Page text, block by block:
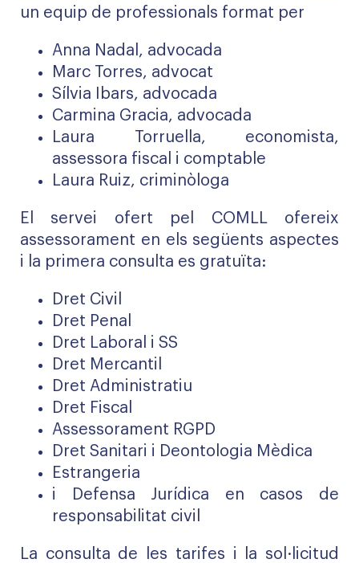
un equip de professionals format per
Anna Nadal, advocada
Marc Torres, advocat
Sílvia Ibars, advocada
Carmina Gracia, advocada
Laura Torruella, economista,
assessora fiscal i comptable
Laura Ruiz, criminòloga
El servei ofert pel COMLL ofereix
assessorament en els següents aspectes
i la primera consulta es gratuïta:
Dret Civil
Dret Penal
Dret Laboral i SS
Dret Mercantil
Dret Administratiu
Dret Fiscal
Assessorament RGPD
Dret Sanitari i Deontologia Mèdica
Estrangeria
i Defensa Jurídica en casos de
responsabilitat civil
La consulta de les tarifes i la sol·licitud